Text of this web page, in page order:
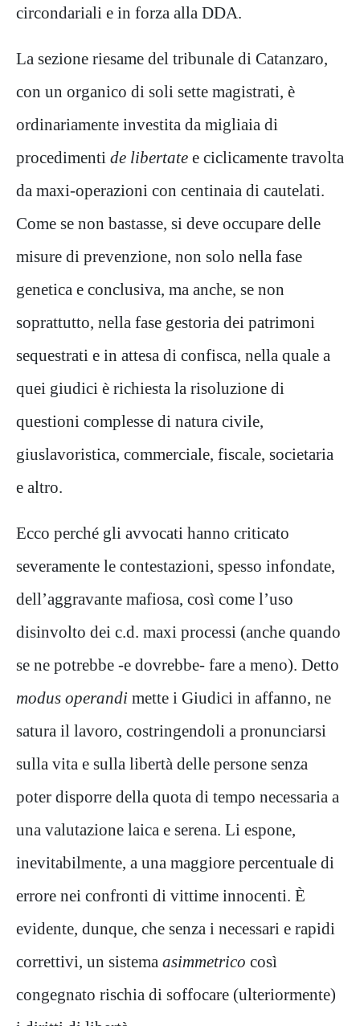
circondariali e in forza alla DDA.
La sezione riesame del tribunale di Catanzaro,
con un organico di soli sette magistrati, è
ordinariamente investita da migliaia di
procedimenti de libertate e ciclicamente travolta
da maxi-operazioni con centinaia di cautelati.
Come se non bastasse, si deve occupare delle
misure di prevenzione, non solo nella fase
genetica e conclusiva, ma anche, se non
soprattutto, nella fase gestoria dei patrimoni
sequestrati e in attesa di confisca, nella quale a
quei giudici è richiesta la risoluzione di
questioni complesse di natura civile,
giuslavoristica, commerciale, fiscale, societaria
e altro.
Ecco perché gli avvocati hanno criticato
severamente le contestazioni, spesso infondate,
dell’aggravante mafiosa, così come l’uso
disinvolto dei c.d. maxi processi (anche quando
se ne potrebbe -e dovrebbe- fare a meno). Detto
modus operandi mette i Giudici in affanno, ne
satura il lavoro, costringendoli a pronunciarsi
sulla vita e sulla libertà delle persone senza
poter disporre della quota di tempo necessaria a
una valutazione laica e serena. Li espone,
inevitabilmente, a una maggiore percentuale di
errore nei confronti di vittime innocenti. È
evidente, dunque, che senza i necessari e rapidi
correttivi, un sistema asimmetrico così
congegnato rischia di soffocare (ulteriormente)